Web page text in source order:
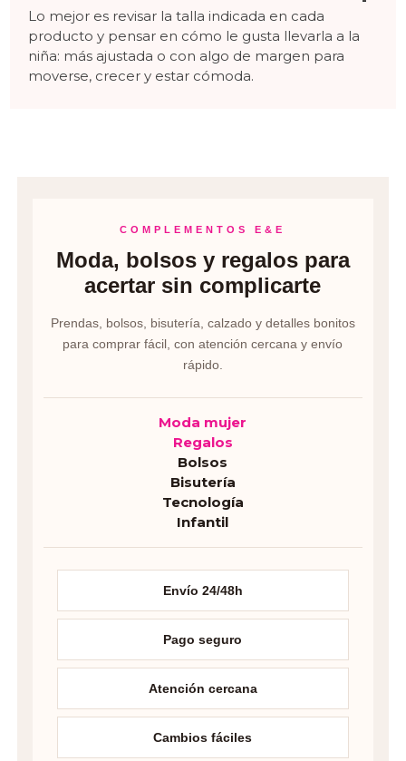
Lo mejor es revisar la talla indicada en cada
producto y pensar en cómo le gusta llevarla a la
niña: más ajustada o con algo de margen para
moverse, crecer y estar cómoda.
COMPLEMENTOS E&E
Moda, bolsos y regalos para
acertar sin complicarte
Prendas, bolsos, bisutería, calzado y detalles bonitos
para comprar fácil, con atención cercana y envío
rápido.
Moda mujer
Regalos
Bolsos
Bisutería
Tecnología
Infantil
Envío 24/48h
Pago seguro
Atención cercana
Cambios fáciles